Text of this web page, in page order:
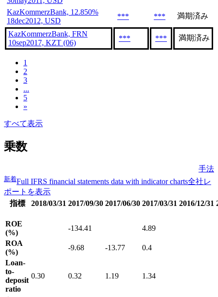
KazKommerzBank, 12.850%
18dec2012, USD
*** *** 満期済み
KazKommerzBank, FRN
10sep2017, KZT (06)
*** *** 満期済み
1
2
3
...
5
»
すべて表示
乗数
手法
新着Full IFRS financial statements data with indicator charts全社レ
ポートを表示
指標
2018/03/31 2017/09/30 2017/06/30 2017/03/31 2016/12/31
ROE
(%)
-134.41
4.89
ROA
(%)
-9.68 -13.77
0.4
Loan-
to-
deposit
ratio
0.30 0.32 1.19 1.34